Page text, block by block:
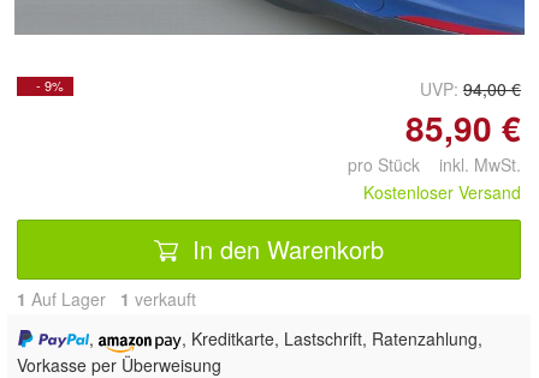
- 9% UVP: 94,00 €
85,90 €
pro Stück inkl. MwSt.
Kostenloser Versand
In den Warenkorb
1 Auf Lager 1 verkauft
,
, Kreditkarte, Lastschrift, Ratenzahlung,
Vorkasse per Überweisung